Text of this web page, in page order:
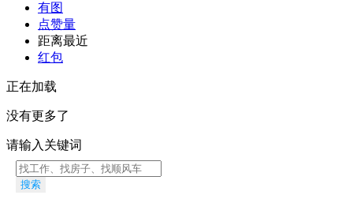
有图
点赞量
距离最近
红包
正在加载
没有更多了
请输入关键词
搜索